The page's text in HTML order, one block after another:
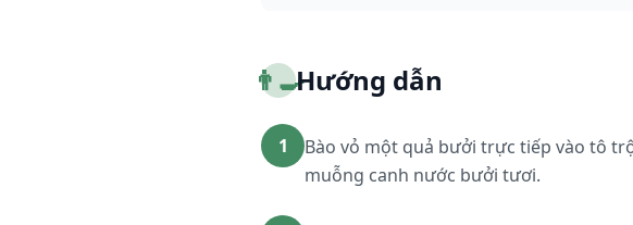
👨‍🍳Hướng dẫn
1
Bào vỏ một quả bưởi trực tiếp vào tô
muỗng canh nước bưởi tươi.